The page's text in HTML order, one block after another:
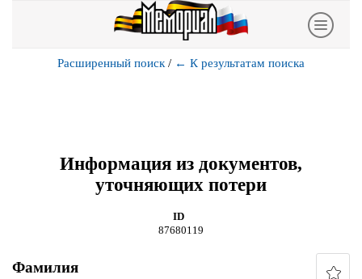
Расширенный поиск / ← К результатам поиска
Информация из документов,
уточняющих потери
ID
87680119
Фамилия